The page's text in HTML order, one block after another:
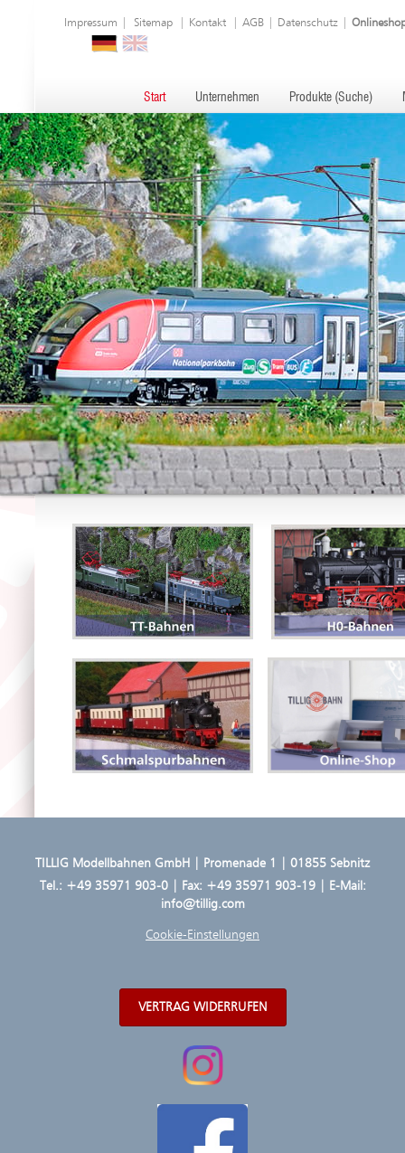
Impressum Sitemap Kontakt AGB Datenschutz
Start Unternehmen Produkte (Suche)
TILLIG Modellbahnen GmbH | Promenade 1 | 01855 Sebnitz
Tel.: +49 35971 903-0| Fax: +49 35971 903-19 | E-Mail:
info@tillig.com
Cookie-Einstellungen
VERTRAG WIDERRUFEN